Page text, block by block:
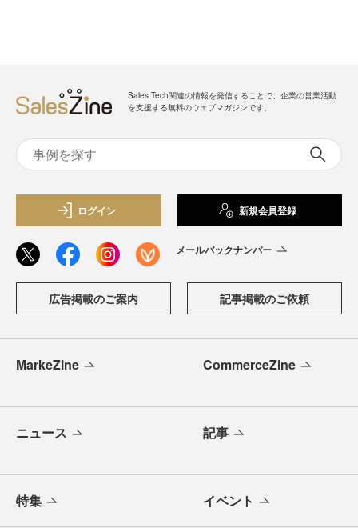
Sales Tech関連の情報を発信することで、企業の営業活動
を支援する無料のウェブマガジンです。
ログイン 新規会員登録
メールバックナンバー
広告掲載のご案内 記事掲載のご依頼
MarkeZine CommerceZine
ニュース 記事
特集 イベント